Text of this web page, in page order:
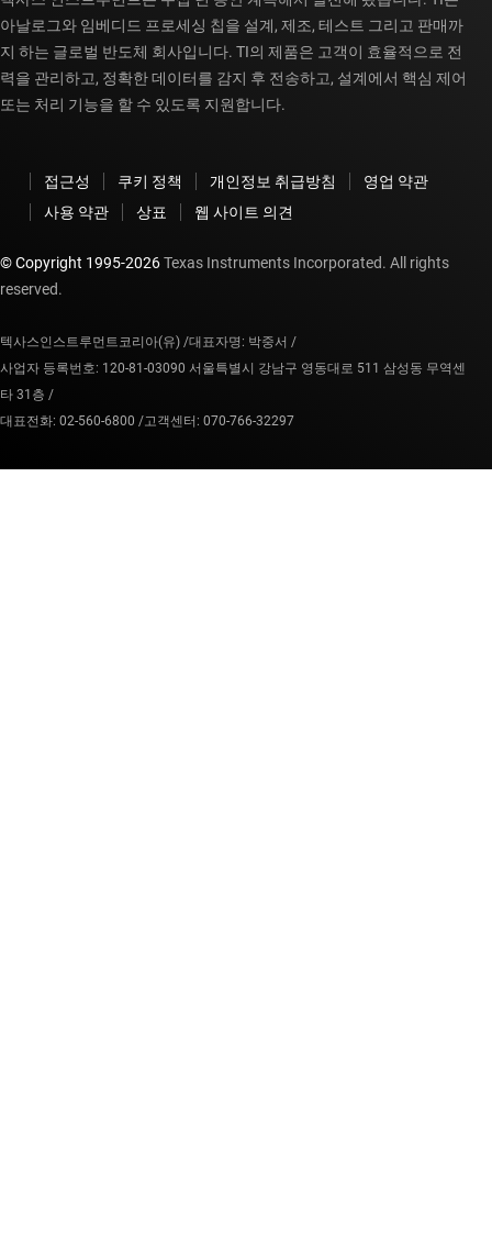
아날로그와 임베디드 프로세싱 칩을 설계, 제조, 테스트 그리고 판매까
지 하는 글로벌 반도체 회사입니다. TI의 제품은 고객이 효율적으로 전
력을 관리하고, 정확한 데이터를 감지 후 전송하고, 설계에서 핵심 제어
또는 처리 기능을 할 수 있도록 지원합니다.
접근성 쿠키 정책 개인정보 취급방침
영업 약관
사용 약관
상표 웹 사이트 의견
© Copyright 1995-2026Texas Instruments Incorporated. All rights
reserved.
텍사스인스트루먼트코리아(유) /대표자명: 박중서 /
사업자 등록번호: 120-81-03090 서울특별시 강남구 영동대로 511 삼성동 무역센
타 31층 /
대표전화: 02-560-6800 /고객센터: 070-766-32297